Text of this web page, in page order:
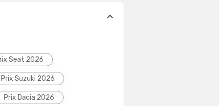
Seat 2026
Prix Suzuki 2026
Prix Dacia 2026